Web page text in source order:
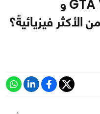
المقارنة المنتظرة بين GTA V و